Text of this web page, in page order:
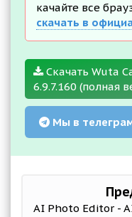
качайте все
скачать в
Скачать Wuta
6.9.7.160 (полная
Мы в